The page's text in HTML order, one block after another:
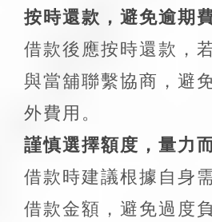
按時還款，避免逾期
借款後應按時還款，
與當舖聯繫協商，避
外費用。
謹慎選擇額度，量力
借款時建議根據自身
借款金額，避免過度